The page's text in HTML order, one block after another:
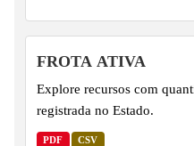
FROTA ATIVA
Explore recursos com
registrada no Estado.
PDF CSV